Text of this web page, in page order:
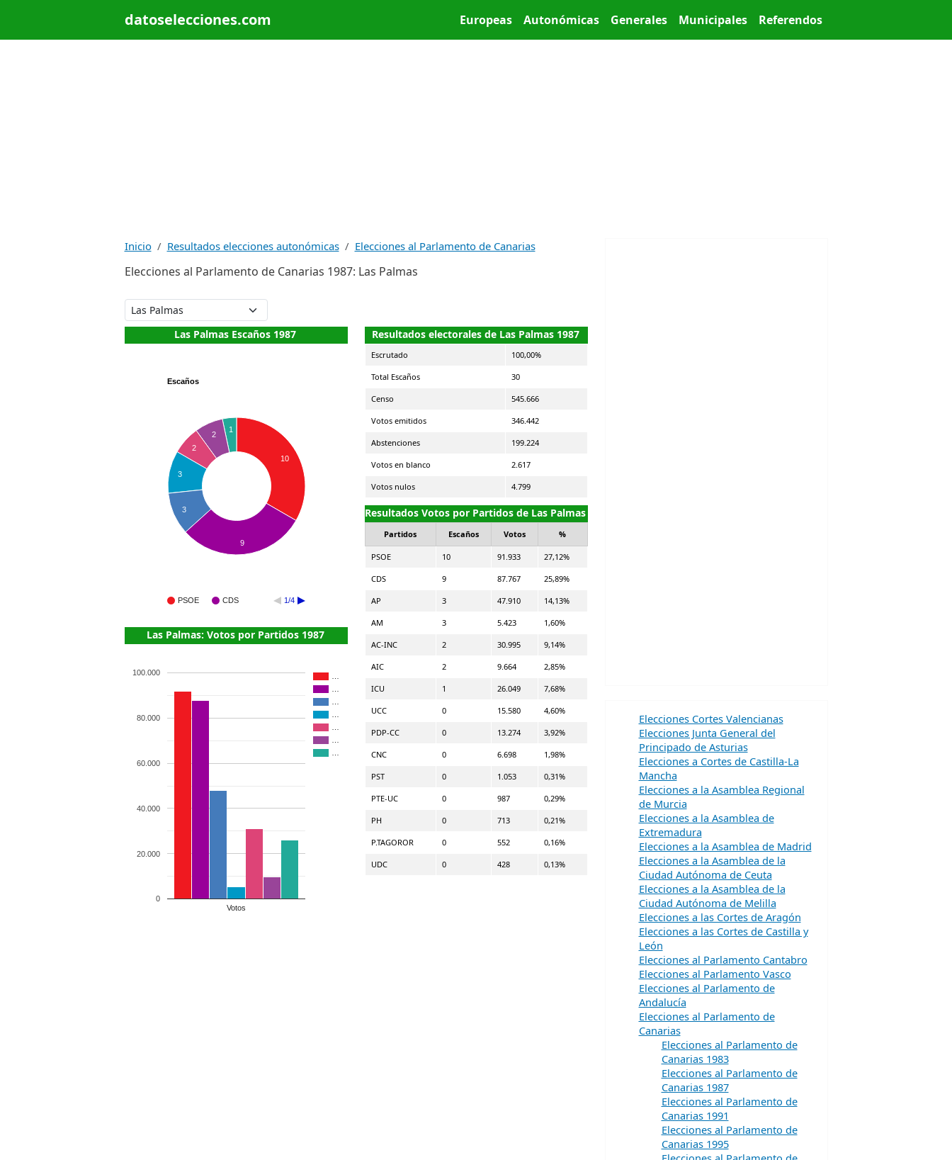
datoselecciones.com Main menu
Europeas Autonómicas Generales Municipales Referendos
Inicio Resultados elecciones autonómicas Elecciones al Parlamento de Canarias
Elecciones al Parlamento de Canarias 1987: Las Palmas
Las Palmas Escaños 1987
Escaños
PSOE CDS 1/4
10
1
2
2
3
3
9
Las Palmas: Votos por Partidos 1987
Votos
0
20.000
40.000
60.000
80.000
100.000
Resultados electorales de Las Palmas 1987
Escrutado 100,00%
Total Escaños 30
Censo 545.666
Votos emitidos 346.442
Abstenciones 199.224
Votos en blanco 2.617
Votos nulos 4.799
Resultados Votos por Partidos de Las Palmas
Partidos Escaños Votos %
PSOE 10 91.933 27,12%
CDS 9 87.767 25,89%
AP 3 47.910 14,13%
AM 3 5.423 1,60%
AC-INC 2 30.995 9,14%
AIC 2 9.664 2,85%
ICU 1 26.049 7,68%
UCC 0 15.580 4,60%
PDP-CC 0 13.274 3,92%
CNC 0 6.698 1,98%
PST 0 1.053 0,31%
PTE-UC 0 987 0,29%
PH 0 713 0,21%
P.TAGOROR 0 552 0,16%
UDC 0 428 0,13%
Elecciones Cortes Valencianas
Elecciones Junta General del
Principado de Asturias
Elecciones a Cortes de Castilla-La
Mancha
Elecciones a la Asamblea Regional
de Murcia
Elecciones a la Asamblea de
Extremadura
Elecciones a la Asamblea de Madrid
Elecciones a la Asamblea de la
Ciudad Autónoma de Ceuta
Elecciones a la Asamblea de la
Ciudad Autónoma de Melilla
Elecciones a las Cortes de Aragón
Elecciones a las Cortes de Castilla y
León
Elecciones al Parlamento Cantabro
Elecciones al Parlamento Vasco
Elecciones al Parlamento de
Andalucía
Elecciones al Parlamento de
Canarias
Elecciones al Parlamento de
Canarias 1983
Elecciones al Parlamento de
Canarias 1987
Elecciones al Parlamento de
Canarias 1991
Elecciones al Parlamento de
Canarias 1995